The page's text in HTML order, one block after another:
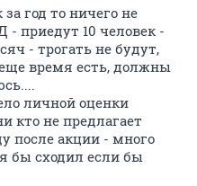
год то ничего не
- приедут 10 человек -
- трогать не будут,
время есть, должны
личной оценки
кто не предлагает
после акции - много
я бы сходил если бы